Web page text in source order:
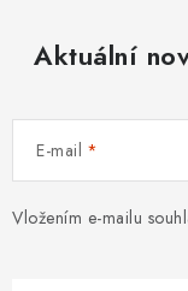
Aktuální
E-mail
Vložením e-mailu